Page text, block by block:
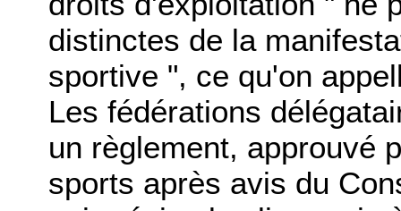
distinctes de la
sportive ", ce qu'on
Les fédérations
un règlement, approuvé
sports après avis du